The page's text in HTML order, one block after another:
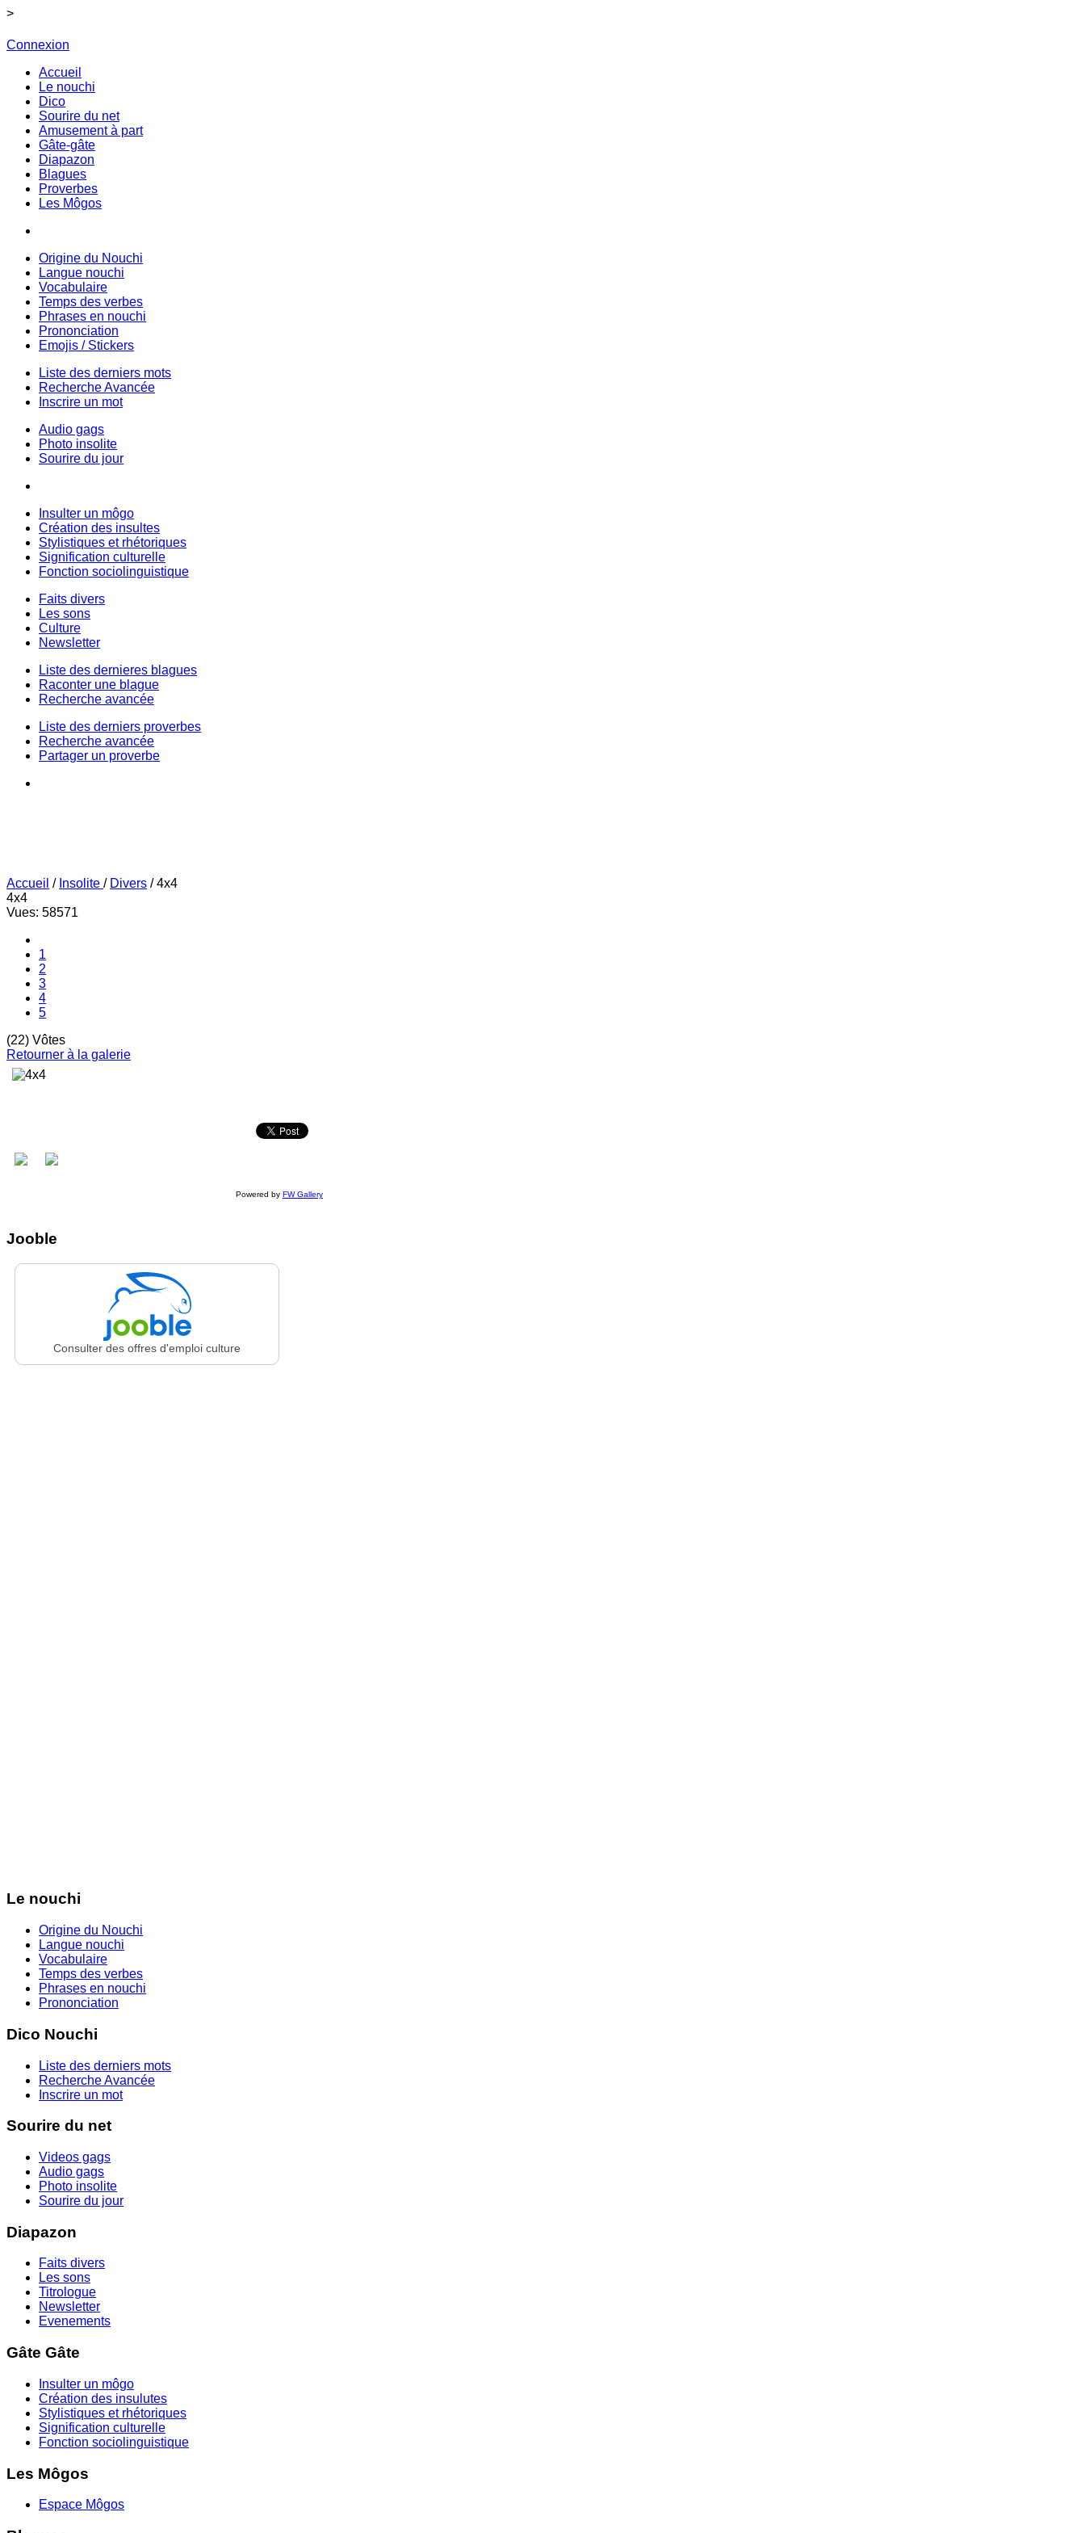
>
Connexion
Accueil
Le nouchi
Dico
Sourire du net
Amusement à part
Gâte-gâte
Diapazon
Blagues
Proverbes
Les Môgos
Origine du Nouchi
Langue nouchi
Vocabulaire
Temps des verbes
Phrases en nouchi
Prononciation
Emojis / Stickers
Liste des derniers mots
Recherche Avancée
Inscrire un mot
Audio gags
Photo insolite
Sourire du jour
Insulter un môgo
Création des insultes
Stylistiques et rhétoriques
Signification culturelle
Fonction sociolinguistique
Faits divers
Les sons
Culture
Newsletter
Liste des dernieres blagues
Raconter une blague
Recherche avancée
Liste des derniers proverbes
Recherche avancée
Partager un proverbe
Accueil / Insolite / Divers /4x4
4x4
Vues: 58571
1
2
3
4
5
(22) Vôtes
Retourner à la galerie
Powered by FW Gallery
Jooble
Consulter des offres d'emploi culture
Le nouchi
Origine du Nouchi
Langue nouchi
Vocabulaire
Temps des verbes
Phrases en nouchi
Prononciation
Dico Nouchi
Liste des derniers mots
Recherche Avancée
Inscrire un mot
Sourire du net
Videos gags
Audio gags
Photo insolite
Sourire du jour
Diapazon
Faits divers
Les sons
Titrologue
Newsletter
Evenements
Gâte Gâte
Insulter un môgo
Création des insulutes
Stylistiques et rhétoriques
Signification culturelle
Fonction sociolinguistique
Les Môgos
Espace Môgos